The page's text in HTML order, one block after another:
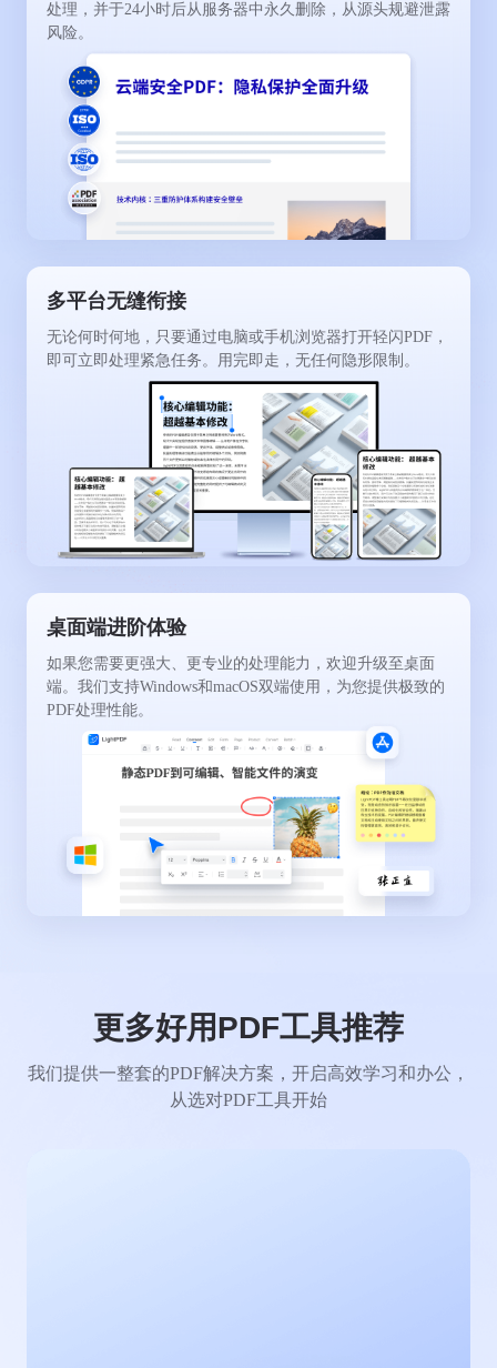
处理，并于24小时后从服务器中永久删除，从源头规避泄露
风险。
多平台无缝衔接
无论何时何地，只要通过电脑或手机浏览器打开轻闪PDF，
即可立即处理紧急任务。用完即走，无任何隐形限制。
桌面端进阶体验
如果您需要更强大、更专业的处理能力，欢迎升级至桌面
端。我们支持Windows和macOS双端使用，为您提供极致的
PDF处理性能。
更多好用PDF工具推荐
我们提供一整套的PDF解决方案，开启高效学习和办公，
从选对PDF工具开始